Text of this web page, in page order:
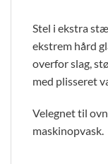
Stel i ekstra
ekstrem hård
overfor slag,
med plisseret
Velegnet til
maskinopvask.